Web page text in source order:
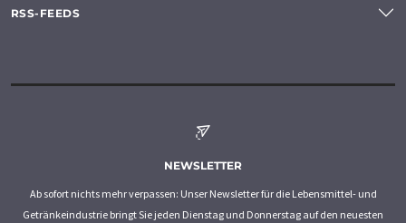
RSS-FEEDS
NEWSLETTER
Ab sofort nichts mehr verpassen: Unser Newsletter für die Lebensmittel- und
Getränkeindustrie bringt Sie jeden Dienstag und Donnerstag auf den neuesten